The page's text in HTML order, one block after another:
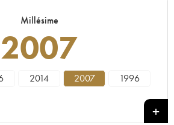
Millésime
2007
2014 2007
1996